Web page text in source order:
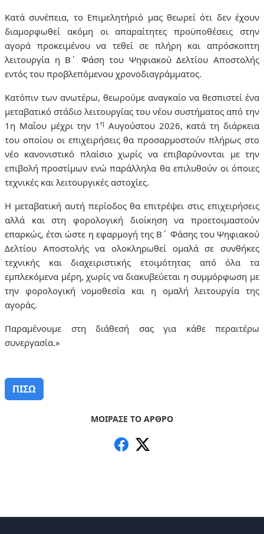
ΜΟΙΡΑΣΕ ΤΟ ΑΡΘΡΟ
Κατά συνέπεια, το Επιμελητήριό μας θεωρεί ότι δεν έχουν
διαμορφωθεί ακόμη οι απαραίτητες προϋποθέσεις στην
αγορά προκειμένου να τεθεί σε πλήρη και απρόσκοπτη
λειτουργία η Β΄ Φάση του Ψηφιακού Δελτίου Αποστολής
εντός του προβλεπόμενου χρονοδιαγράμματος.
Κατόπιν των ανωτέρω, θεωρούμε αναγκαίο να θεσπιστεί ένα
μεταβατικό στάδιο λειτουργίας του νέου συστήματος από την
1η Μαΐου μέχρι την 1 η Αυγούστου 2026, κατά τη διάρκεια
του οποίου οι επιχειρήσεις θα προσαρμοστούν πλήρως στο
νέο κανονιστικό πλαίσιο χωρίς να επιβαρύνονται με την
επιβολή προστίμων ενώ παράλληλα θα επιλυθούν οι όποιες
τεχνικές και λειτουργικές αστοχίες.
Η μεταβατική αυτή περίοδος θα επιτρέψει στις επιχειρήσεις
αλλά και στη φορολογική διοίκηση να προετοιμαστούν
επαρκώς, έτσι ώστε η εφαρμογή της Β΄ Φάσης του Ψηφιακού
Δελτίου Αποστολής να ολοκληρωθεί ομαλά σε συνθήκες
τεχνικής και διαχειριστικής ετοιμότητας από όλα τα
εμπλεκόμενα μέρη, χωρίς να διακυβεύεται η συμμόρφωση με
την φορολογική νομοθεσία και η ομαλή λειτουργία της
αγοράς.
Παραμένουμε στη διάθεσή σας για κάθε περαιτέρω
συνεργασία.»
ΠΙΣΩ